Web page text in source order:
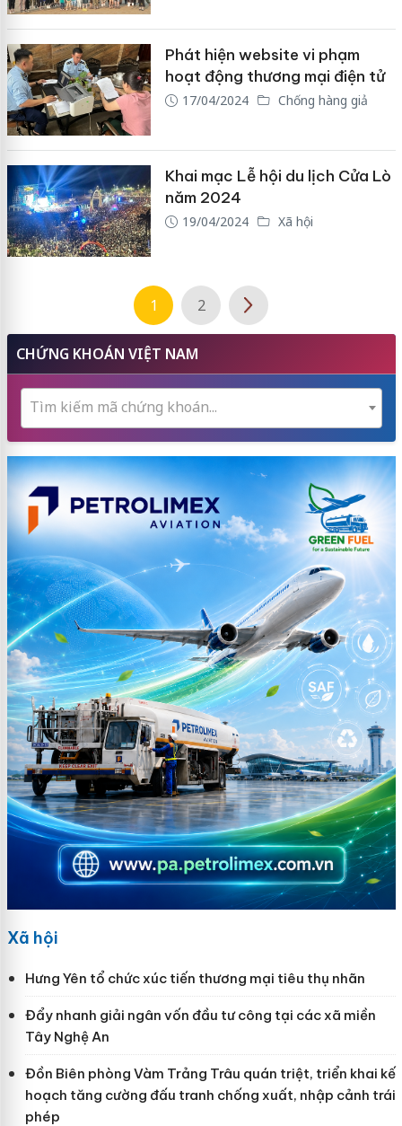
Phát hiện website vi phạm
hoạt động thương mại điện tử
17/04/2024 Chống hàng giả
Khai mạc Lễ hội du lịch Cửa Lò
năm 2024
19/04/2024 Xã hội
1 2
CHỨNG KHOÁN VIỆT NAM
Tìm kiếm mã chứng khoán...
Xã hội
Hưng Yên tổ chức xúc tiến thương mại tiêu thụ nhãn
Đẩy nhanh giải ngân vốn đầu tư công tại các xã miền
Tây Nghệ An
Đồn Biên phòng Vàm Trảng Trâu quán triệt, triển khai kế
hoạch tăng cường đấu tranh chống xuất, nhập cảnh trái
phép